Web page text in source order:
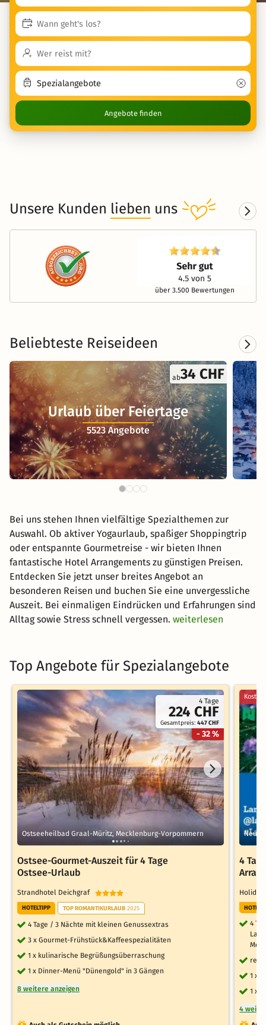
Angebote finden
Unsere Kunden lieben uns
über 3.500 Bewertungen
Beliebteste Reiseideen
ab34 CHF
Urlaub über Feiertage
5523 Angebote
Bei uns stehen Ihnen vielfältige Spezialthemen zur
Auswahl. Ob aktiver Yogaurlaub, spaßiger Shoppingtrip
oder entspannte Gourmetreise - wir bieten Ihnen
fantastische Hotel Arrangements zu günstigen Preisen.
Entdecken Sie jetzt unser breites Angebot an
besonderen Reisen und buchen Sie eine unvergessliche
Auszeit. Bei einmaligen Eindrücken und Erfahrungen sind
Alltag sowie Stress schnell vergessen. weiterlesen
Top Angebote für Spezialangebote
4 Tage
224 CHF
Gesamtpreis:447 CHF
- 32 %
Ostseeheilbad Graal-Müritz, Mecklenburg-Vorpommern
Ostsee-Gourmet-Auszeit für 4 Tage
Ostsee-Urlaub
Strandhotel Deichgraf
HOTELTIPP TOP ROMANTIKURLAUB 2025
4 Tage / 3 Nächte mit kleinen Genussextras
3 x Gourmet-Frühstück&Kaffeespezialitäten
1 x kulinarische Begrüßungsüberraschung
1 x Dinner-Menü "Dünengold" in 3 Gängen
8 weitere anzeigen
4
4
1 x
1 x
4